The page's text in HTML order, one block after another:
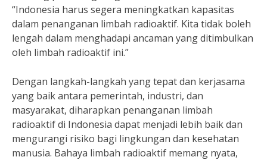
“Indonesia harus segera meningkatkan kapasitas
dalam penanganan limbah radioaktif. Kita tidak boleh
lengah dalam menghadapi ancaman yang ditimbulkan
oleh limbah radioaktif ini.”
Dengan langkah-langkah yang tepat dan kerjasama
yang baik antara pemerintah, industri, dan
masyarakat, diharapkan penanganan limbah
radioaktif di Indonesia dapat menjadi lebih baik dan
mengurangi risiko bagi lingkungan dan kesehatan
manusia. Bahaya limbah radioaktif memang nyata,